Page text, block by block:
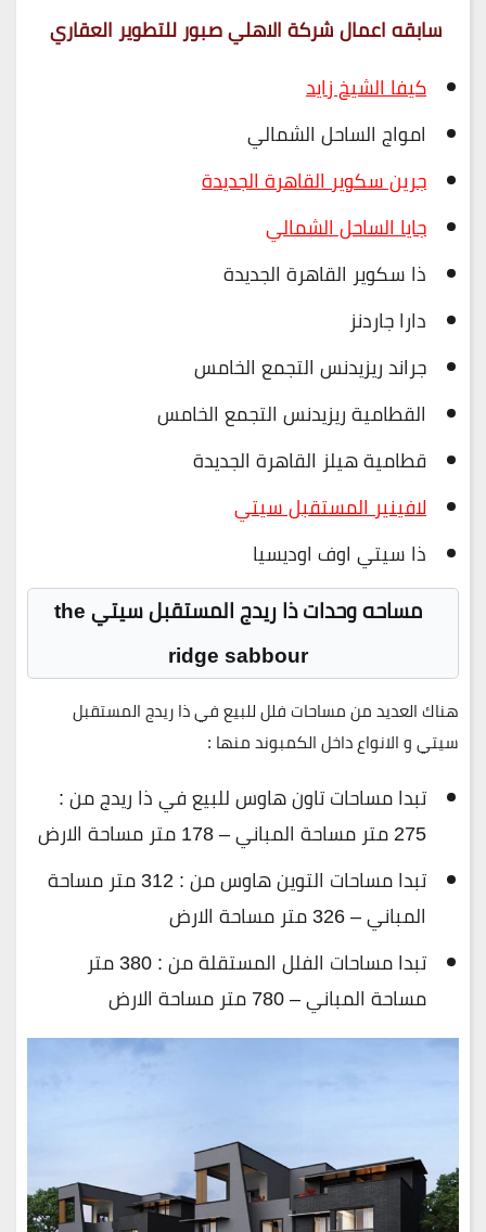
سابقه اعمال شركة الاهلي صبور للتطوير العقاري
كيفا الشيخ زايد
امواج الساحل الشمالي
جرين سكوير القاهرة الجديدة
جايا الساحل الشمالي
ذا سكوير القاهرة الجديدة
دارا جاردنز
جراند ريزيدنس التجمع الخامس
القطامية ريزيدنس التجمع الخامس
قطامية هيلز القاهرة الجديدة
لافينير المستقبل سيتي
ذا سيتي اوف اوديسيا
مساحه وحدات ذا ريدج المستقبل سيتي the
ridge sabbour
هناك العديد من مساحات فلل للبيع في ذا ريدج المستقبل
سيتي و الانواع داخل الكمبوند منها :
تبدا مساحات تاون هاوس للبيع في ذا ريدج من :
275 متر مساحة المباني – 178 متر مساحة الارض
تبدا مساحات التوين هاوس من : 312 متر مساحة
المباني – 326 متر مساحة الارض
تبدا مساحات الفلل المستقلة من : 380 متر
مساحة المباني – 780 متر مساحة الارض